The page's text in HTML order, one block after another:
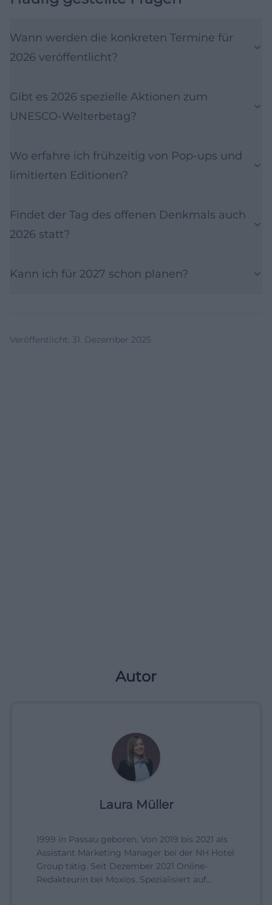
Wann werden die konkreten Termine für
2026 veröffentlicht?
Gibt es 2026 spezielle Aktionen zum
UNESCO‑Welterbetag?
Wo erfahre ich frühzeitig von Pop-ups und
limitierten Editionen?
Findet der Tag des offenen Denkmals auch
2026 statt?
Kann ich für 2027 schon planen?
Veröffentlicht: 31. Dezember 2025
Autor
Laura Müller
1999 in Passau geboren. Von 2019 bis 2021 als
Assistant Marketing Manager bei der NH Hotel
Group tätig. Seit Dezember 2021 Online-
Redakteurin bei Moxios. Spezialisiert auf